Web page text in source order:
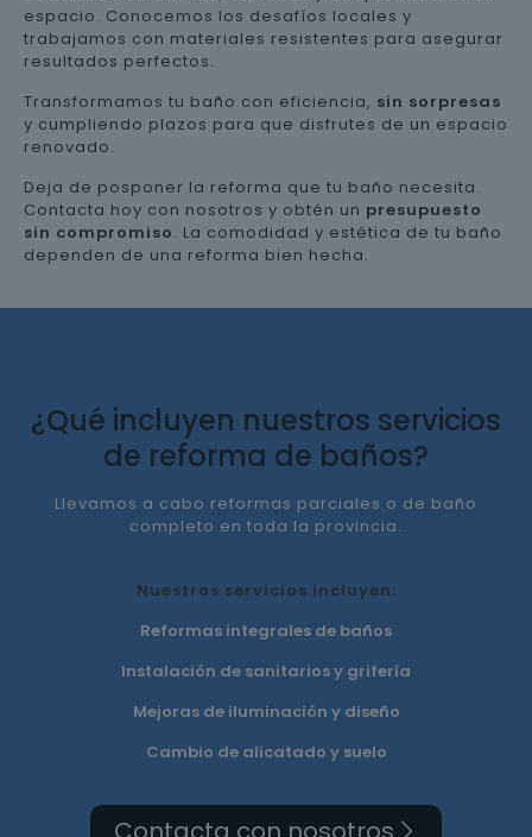
espacio. Conocemos los desafíos locales y
trabajamos con materiales resistentes para asegurar
resultados perfectos.
Transformamos tu baño con eficiencia, sin sorpresas
y cumpliendo plazos para que disfrutes de un espacio
renovado.
Deja de posponer la reforma que tu baño necesita.
Contacta hoy con nosotros y obtén un presupuesto
sin compromiso. La comodidad y estética de tu baño
dependen de una reforma bien hecha.
¿Qué incluyen nuestros servicios
de reforma de baños?
Llevamos a cabo reformas parciales o de baño
completo en toda la provincia.
Nuestros servicios incluyen:
Reformas integrales de baños
Instalación de sanitarios y grifería
Mejoras de iluminación y diseño
Cambio de alicatado y suelo